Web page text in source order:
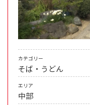
カテゴリー
そば・うどん
エリア
中部